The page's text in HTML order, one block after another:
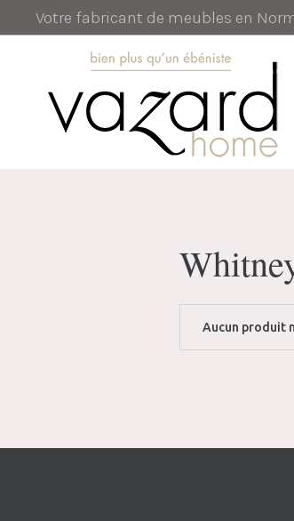
Votre fabricant de meubles en
Aucun produit